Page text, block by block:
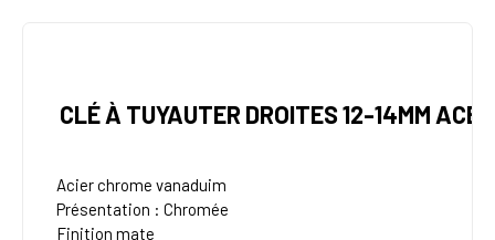
CLÉ À TUYAUTER DROITES 12-14MM ACEM
Acier chrome vanaduim
Présentation : Chromée
Finition mate